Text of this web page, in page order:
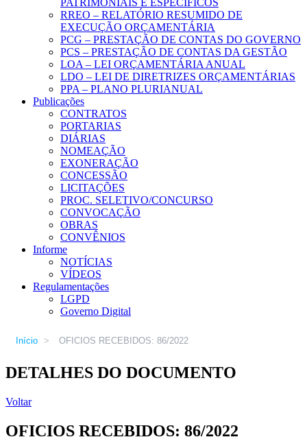
PATRIMONIAIS E ESPECÍFICOS
RREO – RELATÓRIO RESUMIDO DE
EXECUÇÃO ORÇAMENTÁRIA
PCG – PRESTAÇÃO DE CONTAS DO GOVERNO
PCS – PRESTAÇÃO DE CONTAS DA GESTÃO
LOA – LEI ORÇAMENTÁRIA ANUAL
LDO – LEI DE DIRETRIZES ORÇAMENTÁRIAS
PPA – PLANO PLURIANUAL
Publicações
CONTRATOS
PORTARIAS
DIÁRIAS
NOMEAÇÃO
EXONERAÇÃO
CONCESSÃO
LICITAÇÕES
PROC. SELETIVO/CONCURSO
CONVOCAÇÃO
OBRAS
CONVÊNIOS
Informe
NOTÍCIAS
VÍDEOS
Regulamentações
LGPD
Governo Digital
Início > OFICIOS RECEBIDOS: 86/2022
DETALHES DO DOCUMENTO
Voltar
OFICIOS RECEBIDOS: 86/2022